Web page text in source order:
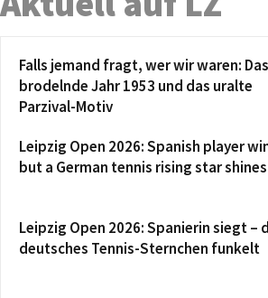
Falls jemand fragt, wer wir waren: Das
brodelnde Jahr 1953 und das uralte
Parzival-Motiv
Leipzig Open 2026: Spanish player
but a German tennis rising star shines
Leipzig Open 2026: Spanierin siegt –
deutsches Tennis-Sternchen funkelt